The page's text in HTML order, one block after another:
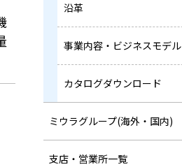
沿革
事業内容・ビジネスモデル
カタログダウンロード
ミウラグループ(海外・国内)
支店・営業所一覧